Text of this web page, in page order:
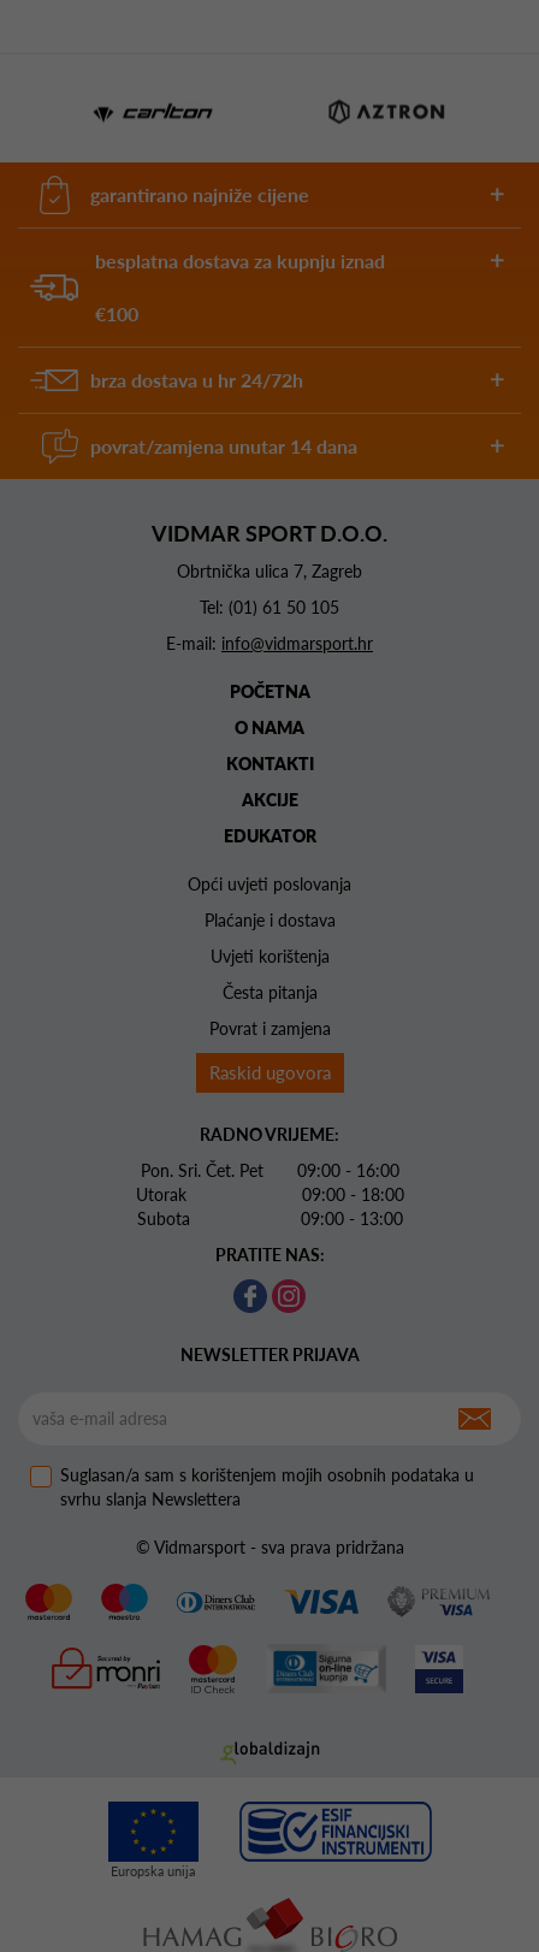
garantirano najniže cijene
besplatna dostava za kupnju iznad
€100
brza dostava u hr 24/72h
povrat/zamjena unutar 14 dana
VIDMAR SPORT D.O.O.
Obrtnička ulica 7, Zagreb
Tel: (01) 61 50 105
E-mail: info@vidmarsport.hr
POČETNA
O NAMA
KONTAKTI
AKCIJE
EDUKATOR
Opći uvjeti poslovanja
Plaćanje i dostava
Uvjeti korištenja
Česta pitanja
Povrat i zamjena
Raskid ugovora
RADNO VRIJEME:
Pon. Sri. Čet. Pet 09:00 - 16:00
Utorak 09:00 - 18:00
Subota 09:00 - 13:00
PRATITE NAS:
NEWSLETTER PRIJAVA
Suglasan/a sam s korištenjem mojih osobnih podataka u
svrhu slanja Newslettera
© Vidmarsport - sva prava pridržana